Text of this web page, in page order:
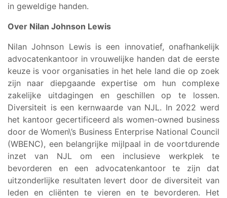
in geweldige handen.
Over Nilan Johnson Lewis
Nilan Johnson Lewis is een innovatief, onafhankelijk
advocatenkantoor in vrouwelijke handen dat de eerste
keuze is voor organisaties in het hele land die op zoek
zijn naar diepgaande expertise om hun complexe
zakelijke uitdagingen en geschillen op te lossen.
Diversiteit is een kernwaarde van NJL. In 2022 werd
het kantoor gecertificeerd als women-owned business
door de Women\’s Business Enterprise National Council
(WBENC), een belangrijke mijlpaal in de voortdurende
inzet van NJL om een inclusieve werkplek te
bevorderen en een advocatenkantoor te zijn dat
uitzonderlijke resultaten levert door de diversiteit van
leden en cliënten te vieren en te bevorderen. Het